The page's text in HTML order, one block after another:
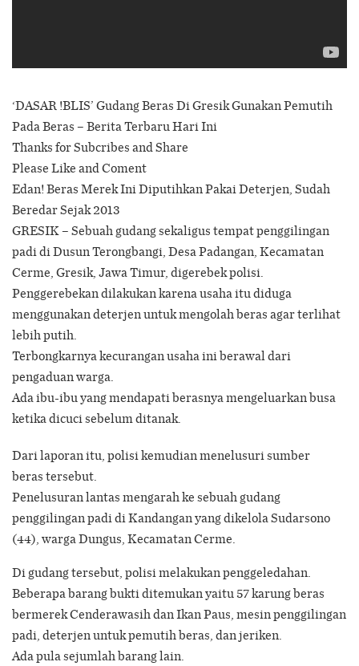
‘DASAR !BLIS’ Gudang Beras Di Gresik Gunakan Pemutih
Pada Beras – Berita Terbaru Hari Ini
Thanks for Subcribes and Share
Please Like and Coment
Edan! Beras Merek Ini Diputihkan Pakai Deterjen, Sudah
Beredar Sejak 2013
GRESIK – Sebuah gudang sekaligus tempat penggilingan
padi di Dusun Terongbangi, Desa Padangan, Kecamatan
Cerme, Gresik, Jawa Timur, digerebek polisi.
Penggerebekan dilakukan karena usaha itu diduga
menggunakan deterjen untuk mengolah beras agar terlihat
lebih putih.
Terbongkarnya kecurangan usaha ini berawal dari
pengaduan warga.
Ada ibu-ibu yang mendapati berasnya mengeluarkan busa
ketika dicuci sebelum ditanak.
Dari laporan itu, polisi kemudian menelusuri sumber
beras tersebut.
Penelusuran lantas mengarah ke sebuah gudang
penggilingan padi di Kandangan yang dikelola Sudarsono
(44), warga Dungus, Kecamatan Cerme.
Di gudang tersebut, polisi melakukan penggeledahan.
Beberapa barang bukti ditemukan yaitu 57 karung beras
bermerek Cenderawasih dan Ikan Paus, mesin penggilingan
padi, deterjen untuk pemutih beras, dan jeriken.
Ada pula sejumlah barang lain.